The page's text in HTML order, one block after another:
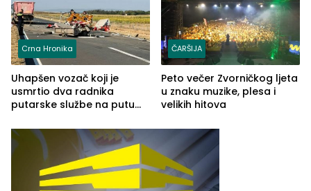
Crna Hronika
Uhapšen vozač koji je
usmrtio dva radnika
putarske službe na putu
(FOTO)
ČARŠIJA
Peto večer Zvorničkog ljeta
u znaku muzike, plesa i
velikih hitova